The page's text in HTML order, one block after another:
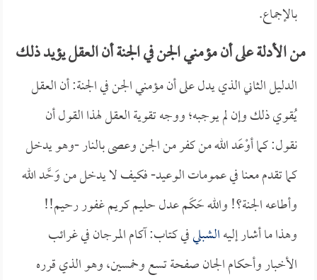
بالإجماع.
من الأدلة على أن مؤمني الجن في الجنة أن العقل يؤيد ذلك
الدليل الثاني الذي يدل على أن مؤمني الجن في الجنة: أن العقل
يُقوي ذلك وإن لم يوجبه؛ ووجه تقوية العقل لهذا القول أن
نقول: كما أوْعَد الله من كفر من الجن وعصى بالنار -وهو يدخل
كما تقدم معنا في عمومات الوعيد- فكيف لا يدخل من وَحَّد الله
وأطاعه الجنة؟! والله حَكَم عدل حليم كريم غفور رحيم!!
وهذا ما أشار إليهالشبليفي كتاب: آكام المرجان في غرائب
الأخبار وأحكام الجان صفحة تسع وخمسين، وهو الذي قرره